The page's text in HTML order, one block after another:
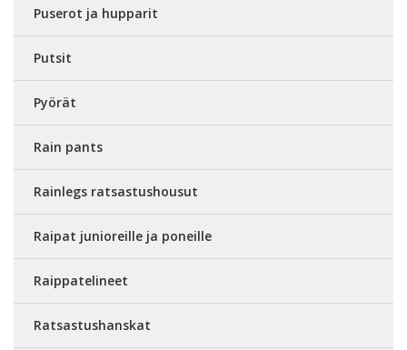
Puserot ja hupparit
Putsit
Pyörät
Rain pants
Rainlegs ratsastushousut
Raipat junioreille ja poneille
Raippatelineet
Ratsastushanskat